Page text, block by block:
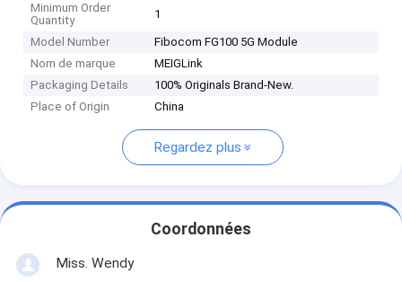
Minimum Order
Quantity
1
Model Number
Fibocom FG100 5G Module
Nom de marque
MEIGLink
Packaging Details
100% Originals Brand-New.
Place of Origin
China
Regardez plus
Coordonnées
Miss. Wendy